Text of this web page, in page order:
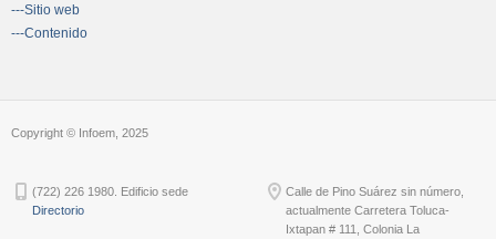
---Sitio web
---Contenido
Copyright © Infoem, 2025
(722) 226 1980. Edificio sede
Directorio
Calle de Pino Suárez sin número,
actualmente Carretera Toluca-
Ixtapan # 111, Colonia La